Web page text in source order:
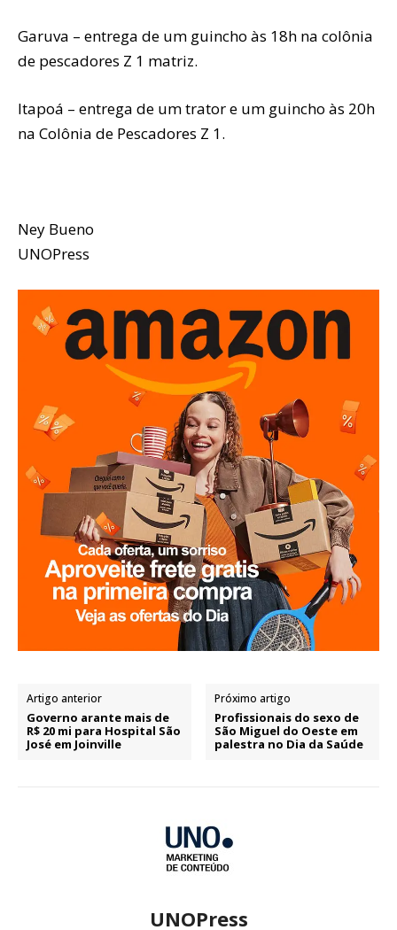
Garuva – entrega de um guincho às 18h na colônia
de pescadores Z 1 matriz.
Itapoá – entrega de um trator e um guincho às 20h
na Colônia de Pescadores Z 1.
Ney Bueno
UNOPress
Artigo anterior
Governo arante mais de
R$ 20 mi para Hospital São
José em Joinville
Próximo artigo
Profissionais do sexo de
São Miguel do Oeste em
palestra no Dia da Saúde
UNOPress